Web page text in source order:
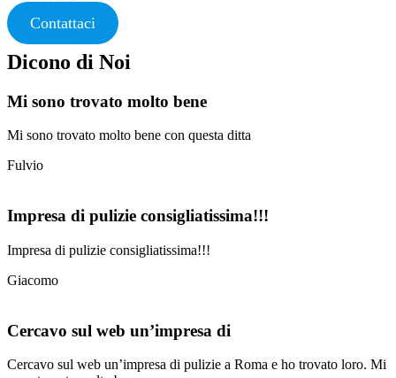
Contattaci
Dicono di Noi
Mi sono trovato molto bene
Mi sono trovato molto bene con questa ditta
Fulvio
Impresa di pulizie consigliatissima!!!
Impresa di pulizie consigliatissima!!!
Giacomo
Cercavo sul web un’impresa di
Cercavo sul web un’impresa di pulizie a Roma e ho trovato loro. Mi